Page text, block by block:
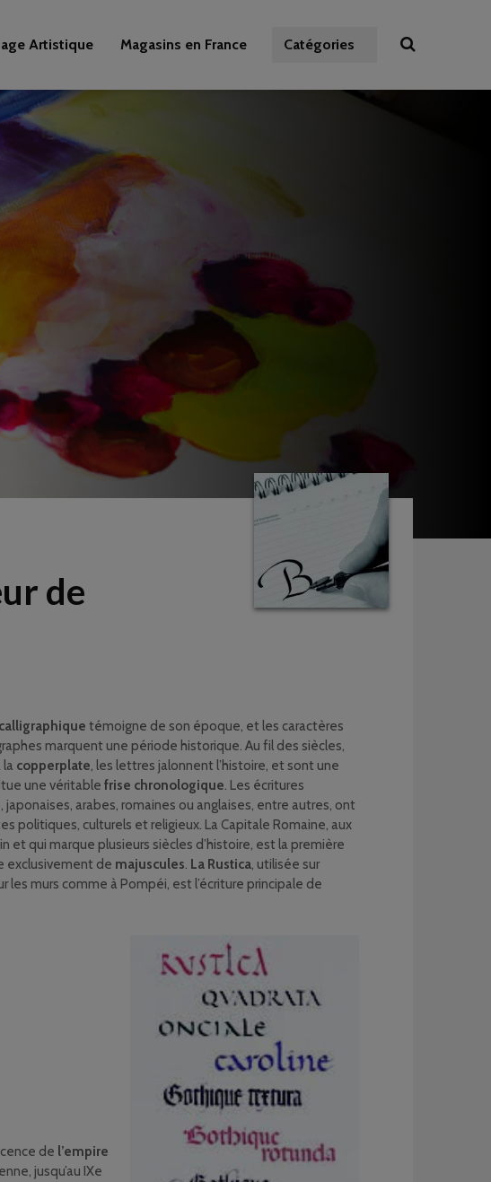
Artistique Magasins en France Catégories
de
témoigne de son époque, et les caractères
marquent une période historique. Au fil des siècles,
la copperplate, les lettres jalonnent l’histoire, et sont une
une véritable frise chronologique. Les écritures
japonaises, arabes, romaines ou anglaises, entre autres, ont
politiques, culturels et religieux. La Capitale Romaine, aux
et qui marque plusieurs siècles d’histoire, est la première
exclusivement de majuscules. La Rustica, utilisée sur
les murs comme à Pompéi, est l’écriture principale de
de l’empire
jusqu’au IXe